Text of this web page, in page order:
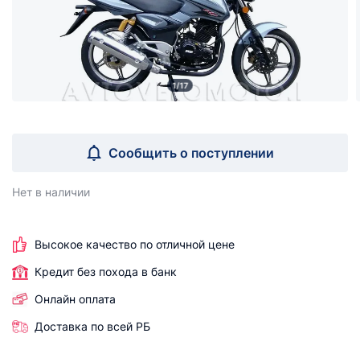
1/17
Сообщить о поступлении
Нет в наличии
Высокое качество по отличной цене
Кредит без похода в банк
Онлайн оплата
Доставка по всей РБ